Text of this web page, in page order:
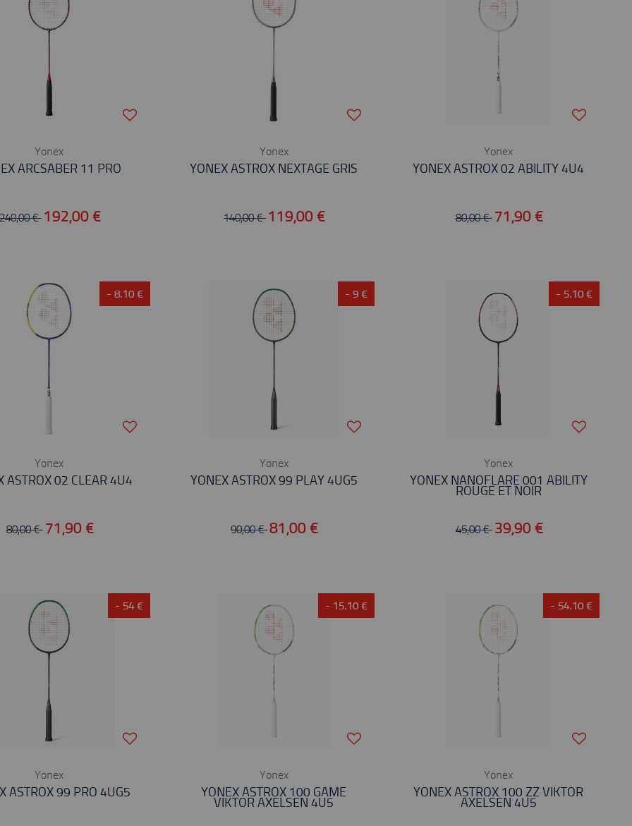
Yonex
ARCSABER 11 PRO
€ 192,00 €
Yonex
YONEX ASTROX NEXTAGE GRIS
140,00 €119,00 €
Yonex
YONEX ASTROX 02 ABILITY 4U4
80,00 € 71,90 €
- 8.10 €
Yonex
ASTROX 02 CLEAR 4U4
80,00 € 71,90 €
- 9 €
Yonex
YONEX ASTROX 99 PLAY 4UG5
90,00 €81,00 €
- 5.10 €
Yonex
YONEX NANOFLARE 001 ABILITY
ROUGE ET NOIR
45,00 € 39,90 €
- 54 €
Yonex
ASTROX 99 PRO 4UG5
- 15.10 €
Yonex
YONEX ASTROX 100 GAME
VIKTOR AXELSEN 4U5
- 54.10 €
Yonex
YONEX ASTROX 100 ZZ VIKTOR
AXELSEN 4U5